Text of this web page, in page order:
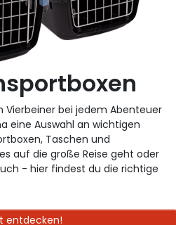
bei jedem Abenteuer
eine Auswahl an wichtigen
Taschen und
auf die große Reise geht oder
- hier findest du die richtige
entdecken!